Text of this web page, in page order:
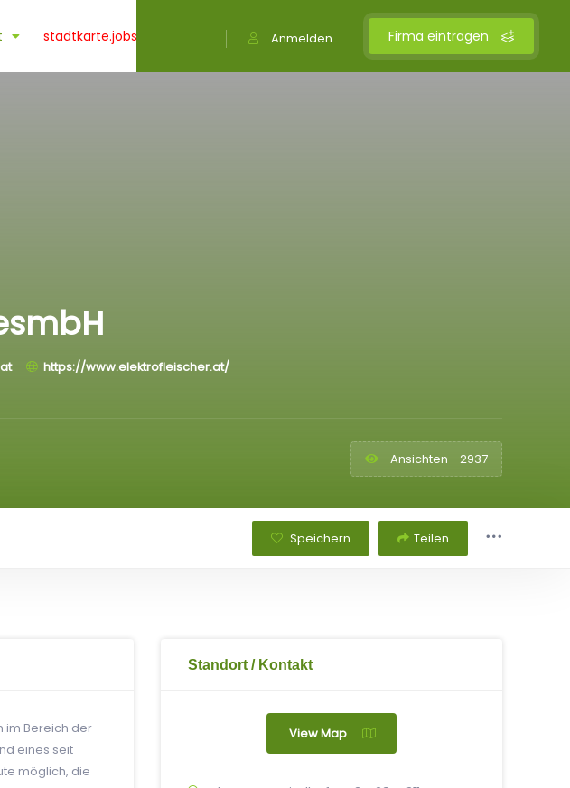
Firma eintragen
Anmelden
stadtkarte.jobs
https://www.elektrofleischer.at/
Ansichten - 2937
Speichern Teilen
im Bereich der
eines seit
möglich, die
Standort / Kontakt
View Map